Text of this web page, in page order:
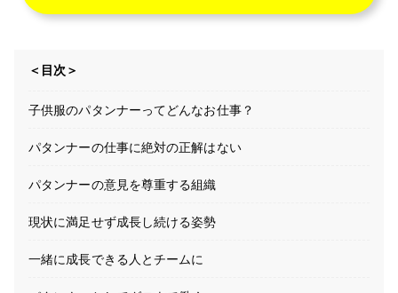
＜目次＞
子供服のパタンナーってどんなお仕事？
パタンナーの仕事に絶対の正解はない
パタンナーの意見を尊重する組織
現状に満足せず成長し続ける姿勢
一緒に成長できる人とチームに